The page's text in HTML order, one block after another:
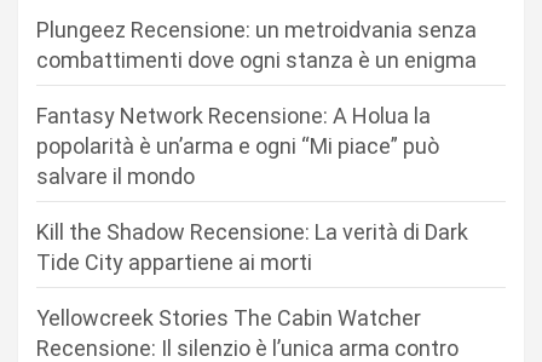
Plungeez Recensione: un metroidvania senza
combattimenti dove ogni stanza è un enigma
Fantasy Network Recensione: A Holua la
popolarità è un’arma e ogni “Mi piace” può
salvare il mondo
Kill the Shadow Recensione: La verità di Dark
Tide City appartiene ai morti
Yellowcreek Stories The Cabin Watcher
Recensione: Il silenzio è l’unica arma contro